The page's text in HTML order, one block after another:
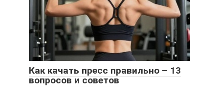
Как качать пресс правильно – 13
вопросов и советов